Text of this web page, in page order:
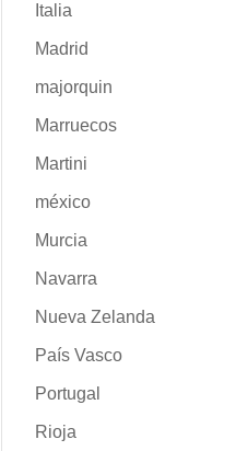
Italia
Madrid
majorquin
Marruecos
Martini
méxico
Murcia
Navarra
Nueva Zelanda
País Vasco
Portugal
Rioja